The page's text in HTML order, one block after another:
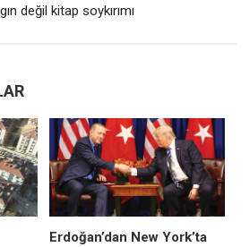
değil kitap soykırımı
Erdoğan’dan New York’ta